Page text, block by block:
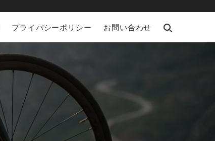
プライバシーポリシー お問い合わせ